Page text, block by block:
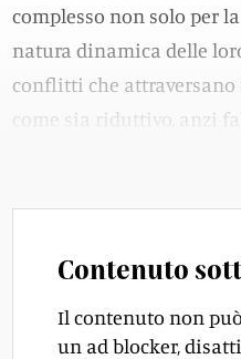
complesso non solo per
natura dinamica delle
conflitti che attraversano
come sia riduttivo, anzi
Contenuto
Il contenuto non
un ad blocker,